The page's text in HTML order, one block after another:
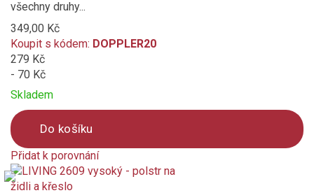
všechny druhy...
349,00 Kč
Koupit s kódem: DOPPLER20
279 Kč
- 70 Kč
Skladem
Do košíku
Přidat k porovnání
Product
is